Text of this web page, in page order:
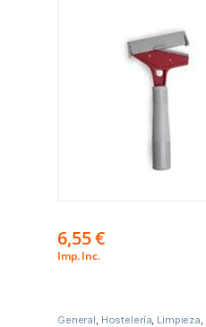
6,55€
Imp. Inc.
General Hostelería Limpieza